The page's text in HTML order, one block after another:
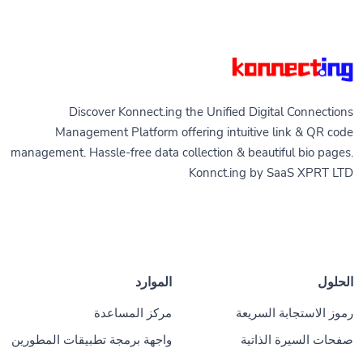
Discover Konnect.ing the Unified Digital Connections
Management Platform offering intuitive link & QR code
management. Hassle-free data collection & beautiful bio pages.
Konnct.ing by SaaS XPRT LTD
الحلول
رموز الاستجابة السريعة
صفحات السيرة الذاتية
الموارد
مركز المساعدة
واجهة برمجة تطبيقات المطورين